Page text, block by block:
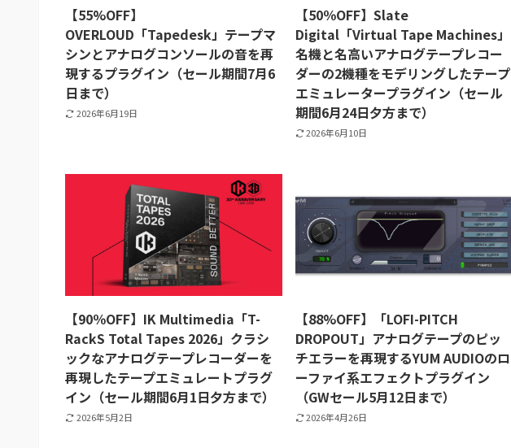
【55%OFF】
OVERLOUD「Tapedesk」テープマ
シンとアナログコンソールの音を再
現するプラグイン（セール期間7月6
日まで）
2026年6月19日
【50％OFF】Slate
Digital「Virtual Tape Machines」
名機と名高いアナログテープレコー
ダーの2機種をモデリングしたテープ
エミュレータープラグイン（セール
期間6月24日夕方まで）
2026年6月10日
【90％OFF】IK Multimedia「T-
RackS Total Tapes 2026」クラシ
ックなアナログテープレコーダーを
再現したテープエミュレートプラグ
イン（セール期間6月1日夕方まで）
2026年5月2日
【88%OFF】「LOFI-PITCH
DROPOUT」アナログテープのピッ
チエラーを再現するYUM AUDIOのロ
ーファイ系エフェクトプラグイン
（GWセール5月12日まで）
2026年4月26日